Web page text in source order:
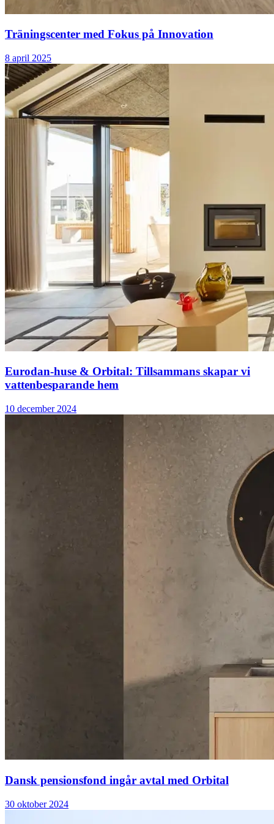
Träningscenter med Fokus på Innovation
8 april 2025
Eurodan-huse & Orbital: Tillsammans skapar vi
vattenbesparande hem
10 december 2024
Dansk pensionsfond ingår avtal med Orbital
30 oktober 2024